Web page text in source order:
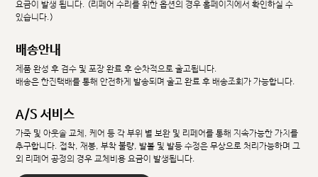
요금이 발생 됩니다. (리페어 수리를 위한 옵션의 경우 홈페이지에서 확인하실 수
있습니다.)
배송안내
제품 완성 후 검수 및 포장 완료 후 순차적으로 출고됩니다.
배송은 한진택배를 통해 안전하게 발송되며 출고 완료 후 배송조회가 가능합니다.
A/S 서비스
가죽 및 아웃솔 교체, 케어 등 각 부위 별 보완 및 리페어를 통해 지속가능한 가치를
추구합니다. 접착, 재봉, 부착 불량, 발볼 및 발등 수정은 무상으로 처리가능하며 그
외 리페어 공정의 경우 교체비용 요금이 발생됩니다.